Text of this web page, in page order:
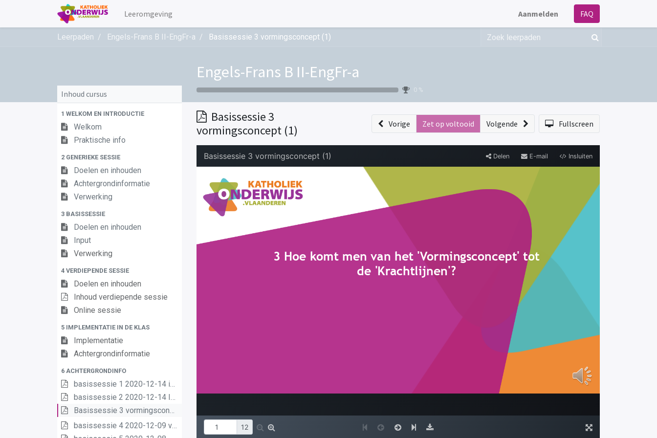
Leeromgeving Aanmelden FAQ
Leerpaden Engels-Frans B II-EngFr-a Basissessie 3 vormingsconcept (1)
Engels-Frans B II-EngFr-a
0 %
Inhoud cursus
1 WELKOM EN INTRODUCTIE
Welkom
Praktische info
2 GENERIEKE SESSIE
Doelen en inhouden
Achtergrondinformatie
Verwerking
3 BASISSESSIE
Doelen en inhouden
Input
Verwerking
4 VERDIEPENDE SESSIE
Doelen en inhouden
Inhoud verdiepende sessie
Online sessie
5 IMPLEMENTATIE IN DE KLAS
Implementatie
Achtergrondinformatie
6 ACHTERGRONDINFO
basissessie 1 2020-12-14 intro (2) (2) (1) (1)
basissessie 2 2020-12-14 Inhoud en opbouw (2) (1) (1)
Basissessie 3 vormingsconcept (1)
basissessie 4 2020-12-09 van matrix nr leerplannen pdf (1) (1)
Basissessie 3
vormingsconcept (1)
Vorige Zet op voltooid Volgende Fullscreen